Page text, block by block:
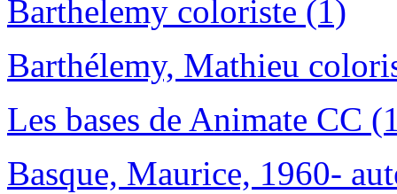
Barthelemy coloriste (1)
Barthélemy, Mathieu
Les bases de Animate CC
Basque, Maurice, 1960-